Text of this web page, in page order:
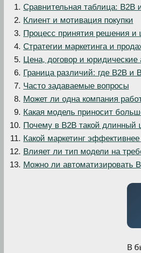
Сравнительная таблица: B2B
Клиент и мотивация покупки
Процесс принятия решения и
Стратегии маркетинга и
Цена, договор и юридические
Граница различий: где B2B и
Часто задаваемые вопросы
Может ли одна компания
Какая модель приносит
Почему в B2B такой длинный
Какой маркетинг
Влияет ли тип модели на
Можно ли автоматизировать
В